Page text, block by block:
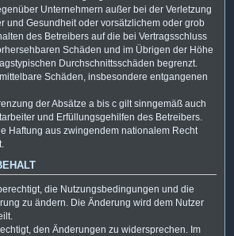
Unternehmern außer bei der Verletzung
und Gesundheit oder vorsätzlichem oder grob
des Betreibers auf die bei Vertragsschluss
Schäden und im Übrigen der Höhe
Durchschnittsschäden begrenzt.
Schäden, insbesondere entgangenen
der Absätze a bis c gilt sinngemäß auch
und Erfüllungsgehilfen des Betreibers.
Haftung aus zwingendem nationalem Recht
die Nutzungsbedingungen und die
zu ändern. Die Änderung wird dem Nutzer
den Änderungen zu widersprechen. Im